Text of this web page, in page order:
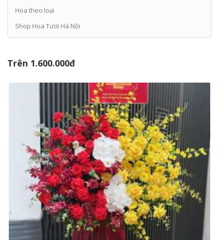
Hoa theo loại
Shop Hoa Tươi Hà Nội
Trên 1.600.000đ